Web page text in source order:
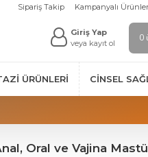
Sipariş Takip Kampanyalı Ürünler
Giriş Yap
veya kayıt ol
0
ÜRÜNLERI CINSEL
Oral ve Vajina